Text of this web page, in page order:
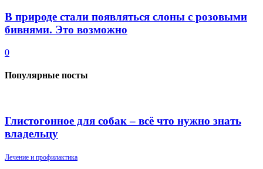
В природе стали появляться слоны с розовыми
бивнями. Это возможно
0
Популярные посты
Глистогонное для собак – всё что нужно знать
владельцу
Лечение и профилактика